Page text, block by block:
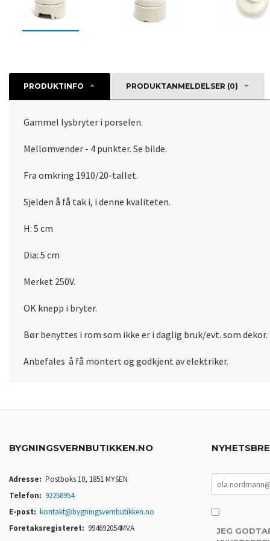
PRODUKTINFO PRODUKTANMELDELSER (0)
Gammel lysbryter i porselen.
Mellomvender - 4 punkter. Se bilde.
Fra omkring 1910/20-tallet.
Sjelden å få tak i, i denne kvaliteten.
H: 5 cm
Dia: 5 cm
Merket 250V.
OK knepp i bryter.
Bør benyttes i rom som ikke er i daglig bruk/evt. som dekor.
Anbefales å få montert og godkjent av elektriker.
BYGNINGSVERNBUTIKKEN.NO
Adresse: Postboks 10, 1851 MYSEN
Telefon: 92258954
E-post: kontakt@bygningsvernbutikken.no
Foretaksregisteret: 994692054MVA
JEG